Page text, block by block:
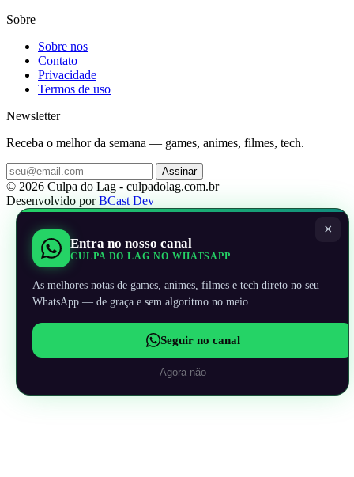
Sobre
Sobre nos
Contato
Privacidade
Termos de uso
Newsletter
Receba o melhor da semana — games, animes, filmes, tech.
Assinar
© 2026 Culpa do Lag - culpadolag.com.br
Desenvolvido porBCast Dev
×
Entra no nosso canal
CULPA DO LAG NO WHATSAPP
As melhores notas de games, animes, filmes e tech direto no seu
WhatsApp — de graça e sem algoritmo no meio.
Seguir no canal
Agora não